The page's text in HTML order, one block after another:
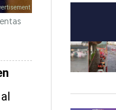
Opens